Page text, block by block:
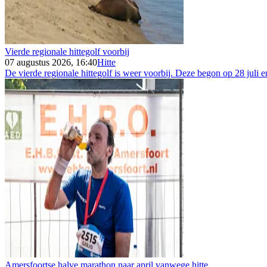
Vierde regionale hittegolf voorbij
07 augustus 2026, 16:40Hitte
De vierde regionale hittegolf is weer voorbij. Deze begon op 28 juli
Amersfoortse halve marathon naar april vanwege hitte